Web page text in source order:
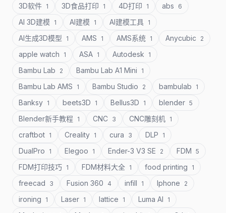
3D软件 1 3D食品打印 1 4D打印 1 abs 6
AI 3D建模 1 AI建模 1 AI建模工具 1
AI生成3D模型 1 AMS 1 AMS系统 1 Anycubic 2
apple watch 1 ASA 1 Autodesk 1
Bambu Lab 2 Bambu Lab A1 Mini 1
Bambu Lab AMS 1 Bambu Studio 2 bambulab 1
Banksy 1 beets3D 1 Bellus3D 1 blender 5
Blender新手教程 1 CNC 3 CNC雕刻机 1
craftbot 1 Creality 1 cura 3 DLP 1
DualPro 1 Elegoo 1 Ender-3 V3 SE 2 FDM 5
FDM打印技巧 1 FDM材料大全 1 food printing 1
freecad 3 Fusion 360 4 infill 1 Iphone 2
ironing 1 Laser 1 lattice 1 Luma AI 1